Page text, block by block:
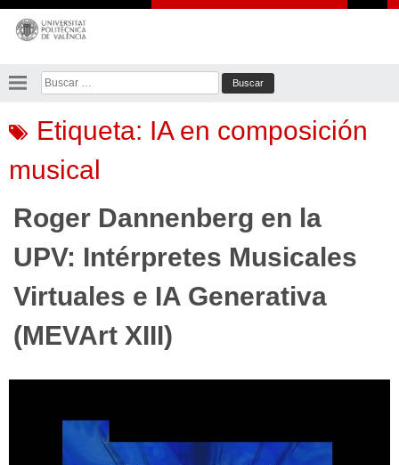
Saltar
contenido
Buscar:
Etiqueta: IA en composición
musical
Roger Dannenberg en la
UPV: Intérpretes Musicales
Virtuales e IA Generativa
(MEVArt XIII)